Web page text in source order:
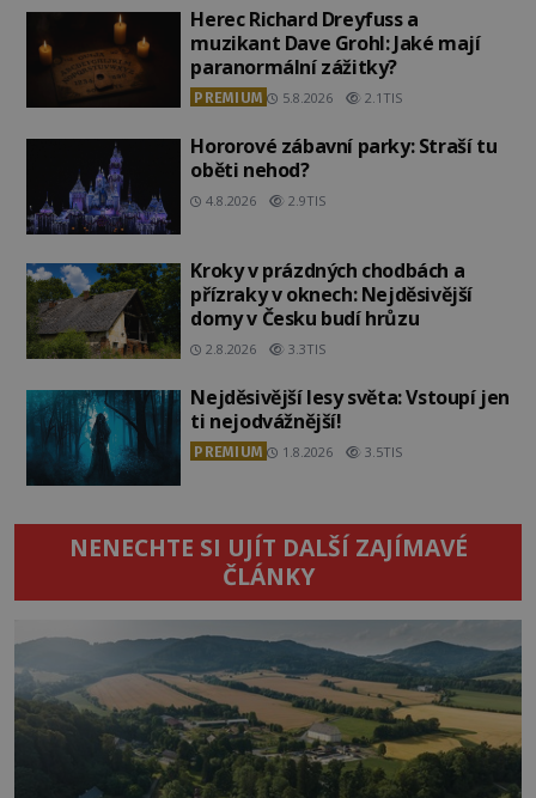
Herec Richard Dreyfuss a
muzikant Dave Grohl: Jaké mají
paranormální zážitky?
PREMIUM 5.8.2026 2.1TIS
Hororové zábavní parky: Straší tu
oběti nehod?
4.8.2026 2.9TIS
Kroky v prázdných chodbách a
přízraky v oknech: Nejděsivější
domy v Česku budí hrůzu
2.8.2026 3.3TIS
Nejděsivější lesy světa: Vstoupí jen
ti nejodvážnější!
PREMIUM 1.8.2026 3.5TIS
NENECHTE SI UJÍT DALŠÍ ZAJÍMAVÉ
ČLÁNKY